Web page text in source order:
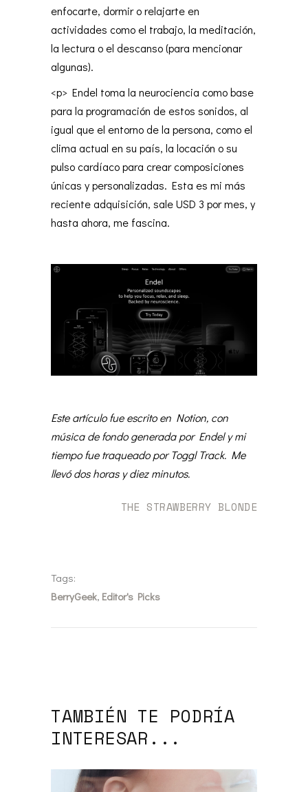
enfocarte, dormir o relajarte en
actividades como el trabajo, la meditación,
la lectura o el descanso (para mencionar
algunas).
<p> Endel toma la neurociencia como base
para la programación de estos sonidos, al
igual que el entorno de la persona, como el
clima actual en su país, la locación o su
pulso cardíaco para crear composiciones
únicas y personalizadas. Esta es mi más
reciente adquisición, sale USD 3 por mes, y
hasta ahora, me fascina.
Este artículo fue escrito en Notion, con
música de fondo generada por Endel y mi
tiempo fue traqueado por Toggl Track. Me
llevó dos horas y diez minutos.
THE STRAWBERRY BLONDE
Tags:
BerryGeek, Editor's Picks
TAMBIÉN TE PODRÍA
INTERESAR...